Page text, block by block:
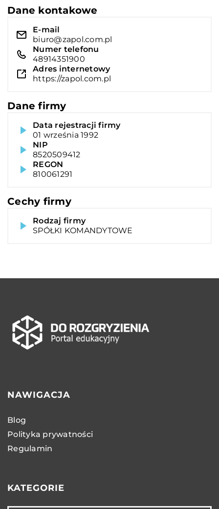
Dane kontakowe
E-mail
biuro@zapol.com.pl
Numer telefonu
48914351900
Adres internetowy
https://zapol.com.pl
Dane firmy
Data rejestracji firmy
01 września 1992
NIP
8520509412
REGON
810061291
Cechy firmy
Rodzaj firmy
SPÓŁKI KOMANDYTOWE
NAWIGACJA
Blog
Polityka prywatności
Regulamin
KATEGORIE